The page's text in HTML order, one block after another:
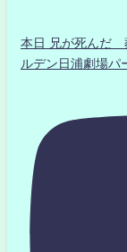
本日 兄が死んだ
ルデン日浦劇場パ